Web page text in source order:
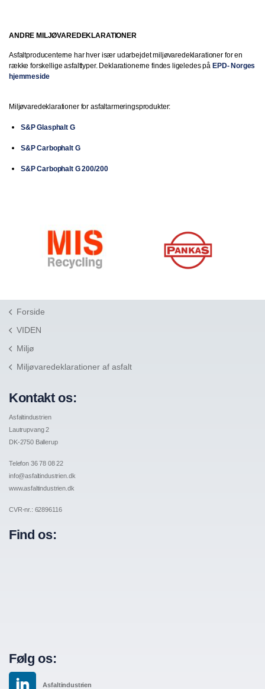
ANDRE MILJØVAREDEKLARATIONER
Asfaltproducenterne har hver især udarbejdet miljøvaredeklarationer for en
række forskellige asfalttyper. Deklarationerne findes ligeledes på EPD- Norges
hjemmeside
Miljøvaredeklarationer for asfaltarmeringsprodukter:
S&P Glasphalt G
S&P Carbophalt G
S&P Carbophalt G 200/200
Forside
VIDEN
Miljø
Miljøvaredeklarationer af asfalt
Kontakt os:
Asfaltindustrien
Lautrupvang 2
DK-2750 Ballerup
Telefon 36 78 08 22
info@asfaltindustrien.dk
www.asfaltindustrien.dk
CVR-nr.: 62896116
Find os:
Følg os:
Asfaltindustrien